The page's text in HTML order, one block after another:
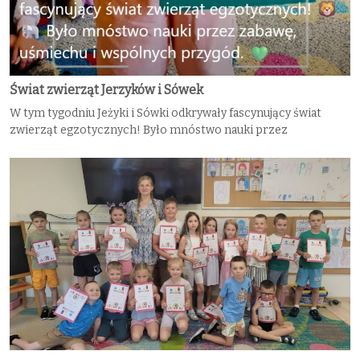
Świat zwierząt Jerzyków i Sówek
W tym tygodniu Jeżyki i Sówki odkrywały fascynujący świat
zwierząt egzotycznych! Było mnóstwo nauki przez